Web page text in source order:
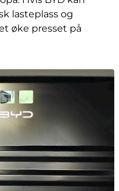
lasteplass og
øke presset på